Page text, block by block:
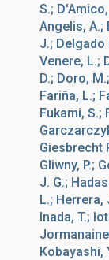
S.; D'Amico,
Angelis, A.;
J.; Delgado
Venere, L.;
D.; Doro,
Fariña, L.;
Fukami, S.;
Giesbrecht
Gliwny, P.;
J. G.;
L.; Herrera,
Inada, T.;
Kobayashi,